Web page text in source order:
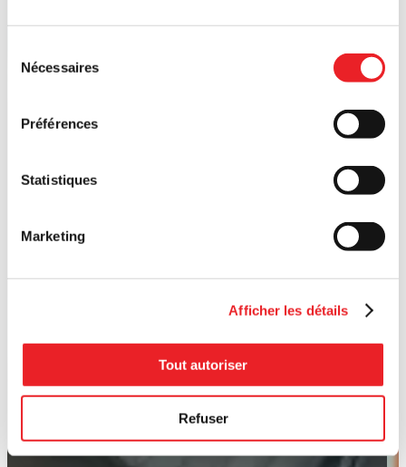
Nécessaires
Préférences
Statistiques
Marketing
Afficher les détails
Tout autoriser
Refuser